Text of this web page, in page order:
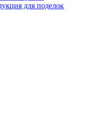
для поделок